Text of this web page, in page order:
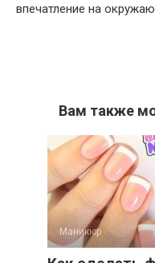
впечатление на
Вам также
Маникюр